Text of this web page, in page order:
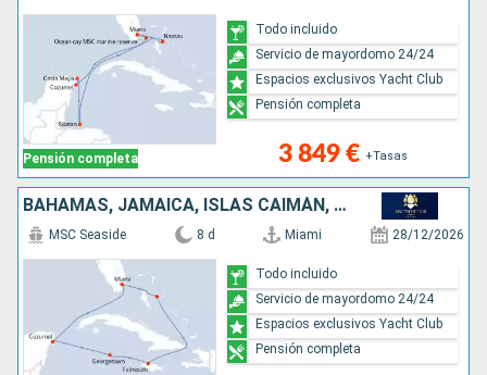
Pensión completa 3 849 € +Tasas
Todo incluido
Servicio de mayordomo 24/24
Espacios exclusivos Yacht Club
Pensión completa
BAHAMAS, JAMAICA, ISLAS CAIMÁN, MÉXICO, ESTADOS UNIDOS
MSC Seaside 8 d Miami 28/12/2026
Todo incluido
Servicio de mayordomo 24/24
Espacios exclusivos Yacht Club
Pensión completa